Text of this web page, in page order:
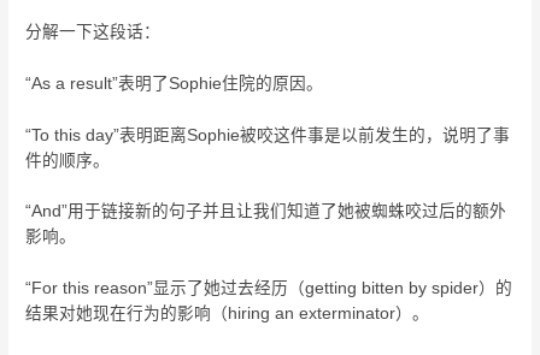
分解一下这段话：
“As a result”表明了Sophie住院的原因。
“To this day”表明距离Sophie被咬这件事是以前发生的，说明了事
件的顺序。
“And”用于链接新的句子并且让我们知道了她被蜘蛛咬过后的额外
影响。
“For this reason”显示了她过去经历（getting bitten by spider）的
结果对她现在行为的影响（hiring an exterminator）。